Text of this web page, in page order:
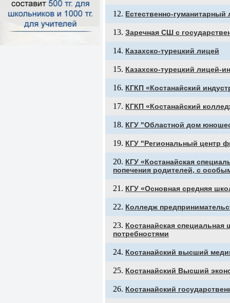
Естественно-гуманитарный
Заречная СШ с
Казахско-турецкий лицей
Казахско-турецкий лицей-
КГКП «Костанайский
КГКП «Костанайский
КГУ "Областной дом
КГУ "Региональный центр
КГУ «Костанайская
попечения родителей, с
КГУ «Основная средняя
Колледж
Костанайская
потребностями
Костанайский высший
Костанайский Высший
Костанайский